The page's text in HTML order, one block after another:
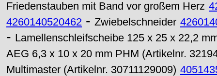
Friedenstauben mit Band vor großem Herz
4260140520462 - Zwiebelschneider
- Lamellenschleifscheibe 125 x 25 x 22,2
AEG 6,3 x 10 x 20 mm PHM (Artikelnr.
Multimaster (Artikelnr. 30711129009)